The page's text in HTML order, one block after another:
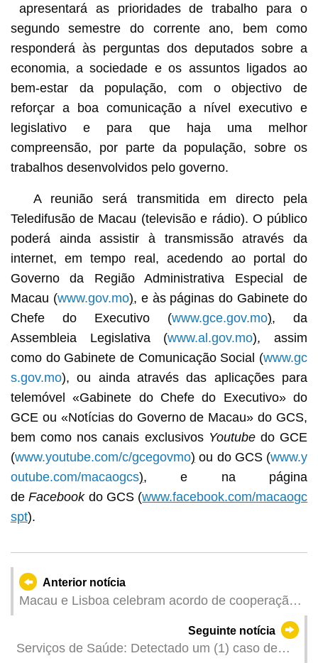
apresentará as prioridades de trabalho para o
segundo semestre do corrente ano, bem como
responderá às perguntas dos deputados sobre a
economia, a sociedade e os assuntos ligados ao
bem-estar da população, com o objectivo de
reforçar a boa comunicação a nível executivo e
legislativo e para que haja uma melhor
compreensão, por parte da população, sobre os
trabalhos desenvolvidos pelo governo.
A reunião será transmitida em directo pela
Teledifusão de Macau (televisão e rádio). O público
poderá ainda assistir à transmissão através da
internet, em tempo real, acedendo ao portal do
Governo da Região Administrativa Especial de
Macau (www.gov.mo), e às páginas do Gabinete do
Chefe do Executivo (www.gce.gov.mo), da
Assembleia Legislativa (www.al.gov.mo), assim
como do Gabinete de Comunicação Social (www.gc
s.gov.mo), ou ainda através das aplicações para
telemóvel «Gabinete do Chefe do Executivo» do
GCE ou «Notícias do Governo de Macau» do GCS,
bem como nos canais exclusivos Youtubedo GCE
(www.youtube.com/c/gcegovmo) ou do GCS (www.y
outube.com/macaogcs), e na página
deFacebookdo GCS (www.facebook.com/macaogc
spt).
Anterior notícia
Macau e Lisboa celebram acordo de cooperação
arbitragem online de conflitos de consumo
Seguinte notícia
Serviços de Saúde: Detectado um (1) caso de